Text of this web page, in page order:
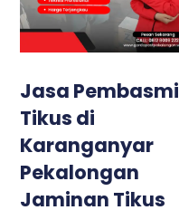
Jasa Pembasmi
Tikus di
Karanganyar
Pekalongan
Jaminan Tikus